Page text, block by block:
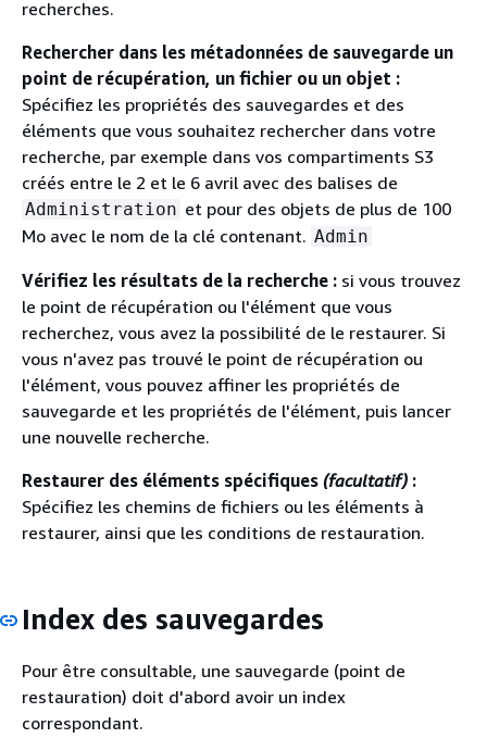
recherches.
Rechercher dans les métadonnées de sauvegarde un
point de récupération, un fichier ou un objet :
Spécifiez les propriétés des sauvegardes et des
éléments que vous souhaitez rechercher dans votre
recherche, par exemple dans vos compartiments S3
créés entre le 2 et le 6 avril avec des balises de
Administration et pour des objets de plus de 100
Mo avec le nom de la clé contenant. Admin
Vérifiez les résultats de la recherche : si vous trouvez
le point de récupération ou l'élément que vous
recherchez, vous avez la possibilité de le restaurer. Si
vous n'avez pas trouvé le point de récupération ou
l'élément, vous pouvez affiner les propriétés de
sauvegarde et les propriétés de l'élément, puis lancer
une nouvelle recherche.
Restaurer des éléments spécifiques (facultatif) :
Spécifiez les chemins de fichiers ou les éléments à
restaurer, ainsi que les conditions de restauration.
Index des sauvegardes
Pour être consultable, une sauvegarde (point de
restauration) doit d'abord avoir un index
correspondant.